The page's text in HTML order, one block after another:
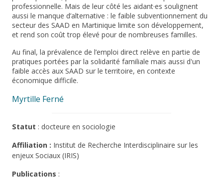
professionnelle. Mais de leur côté les aidant·es soulignent
aussi le manque d’alternative : le faible subventionnement du
secteur des SAAD en Martinique limite son développement,
et rend son coût trop élevé pour de nombreuses familles.
Au final, la prévalence de l’emploi direct relève en partie de
pratiques portées par la solidarité familiale mais aussi d'un
faible accès aux SAAD sur le territoire, en contexte
économique difficile.
Myrtille Ferné
Statut : docteure en sociologie
Affiliation : Institut de Recherche Interdisciplinaire sur les
enjeux Sociaux (IRIS)
Publications :